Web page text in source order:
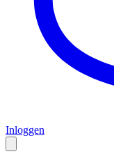
Inloggen